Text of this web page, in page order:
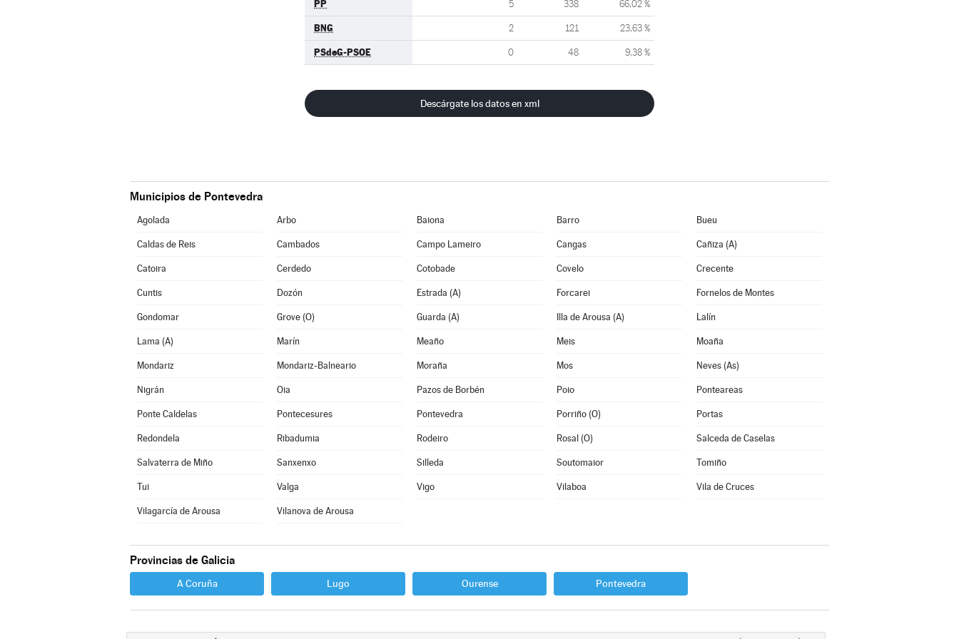
PP 5 338 66,02 %
BNG 2 121 23,63 %
PSdeG-PSOE 0 48 9,38 %
Descárgate los datos en xml
Municipios de Pontevedra
Agolada Arbo Baiona Barro Bueu
Caldas de Reis Cambados Campo Lameiro Cangas Cañiza (A)
Catoira Cerdedo Cotobade Covelo Crecente
Cuntis Dozón Estrada (A) Forcarei Fornelos de Montes
Gondomar Grove (O) Guarda (A) Illa de Arousa (A) Lalín
Lama (A) Marín Meaño Meis Moaña
Mondariz Mondariz-Balneario Moraña Mos Neves (As)
Nigrán Oia Pazos de Borbén Poio Ponteareas
Ponte Caldelas Pontecesures Pontevedra Porriño (O) Portas
Redondela Ribadumia Rodeiro Rosal (O) Salceda de Caselas
Salvaterra de Miño Sanxenxo Silleda Soutomaior Tomiño
Tui Valga Vigo Vilaboa Vila de Cruces
Vilagarcía de Arousa Vilanova de Arousa
Provincias de Galicia
A Coruña Lugo Ourense Pontevedra